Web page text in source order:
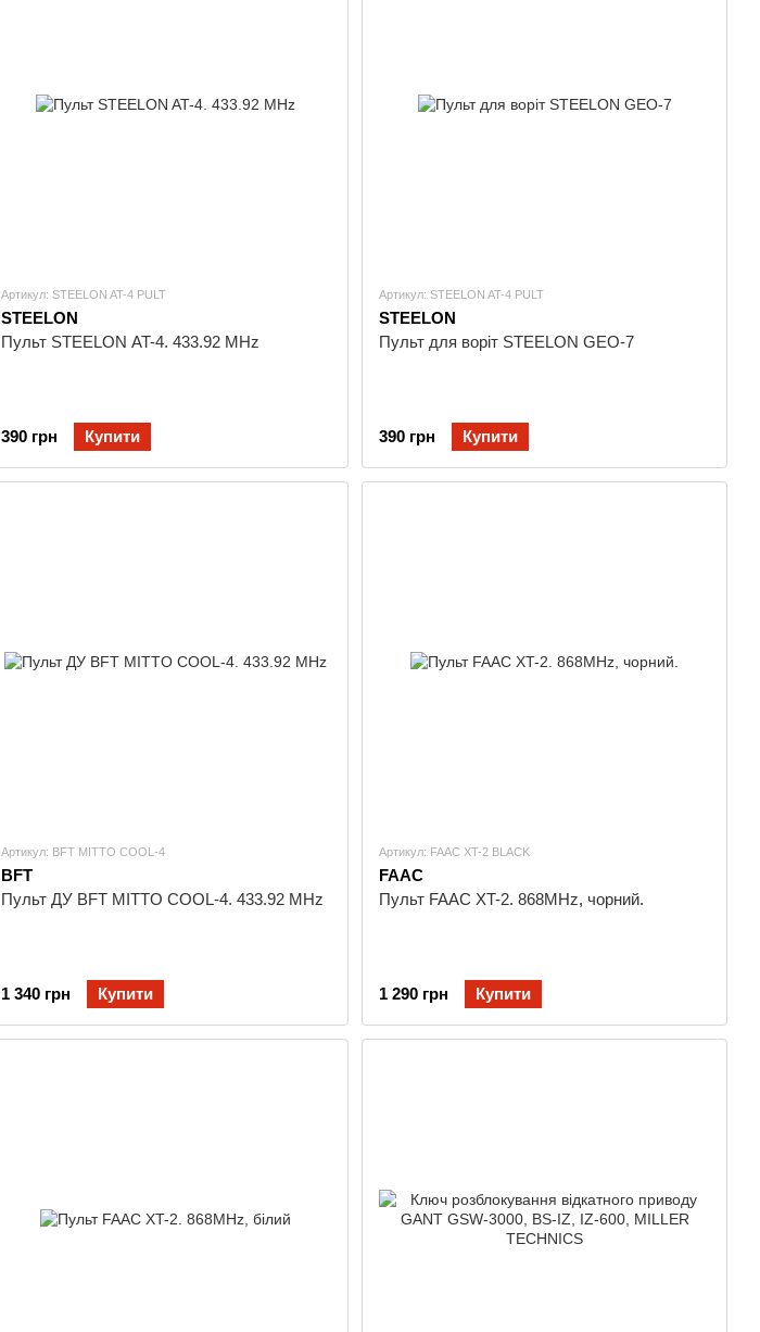
Артикул: STEELON AT-4 PULT
STEELON
Пульт STEELON AT-4. 433.92 MHz
390 грн Купити
Артикул: STEELON AT-4 PULT
STEELON
Пульт для воріт STEELON GEO-7
390 грн Купити
Артикул: BFT MITTO COOL-4
BFT
Пульт ДУ BFT MITTO COOL-4. 433.92 MHz
1 340 грн Купити
Артикул: FAAC XT-2 BLACK
FAAC
Пульт FAAC XT-2. 868MHz, чорний.
1 290 грн Купити